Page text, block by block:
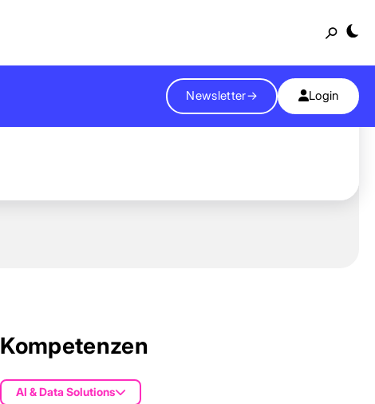
Newsletter→ Login
Kompetenzen
AI & Data Solutions